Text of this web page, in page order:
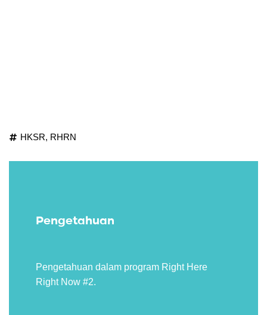
HKSR, RHRN
Pengetahuan
Pengetahuan dalam program Right Here
Right Now #2.